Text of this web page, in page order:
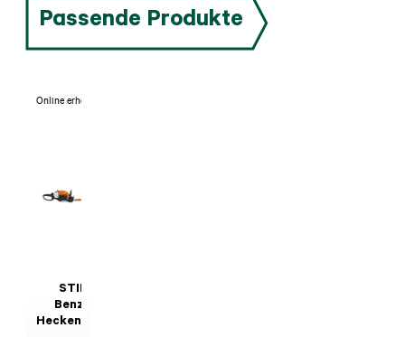
Passende Produkte
Online erhältlich
STIHL
Benzin-
Heckenschere